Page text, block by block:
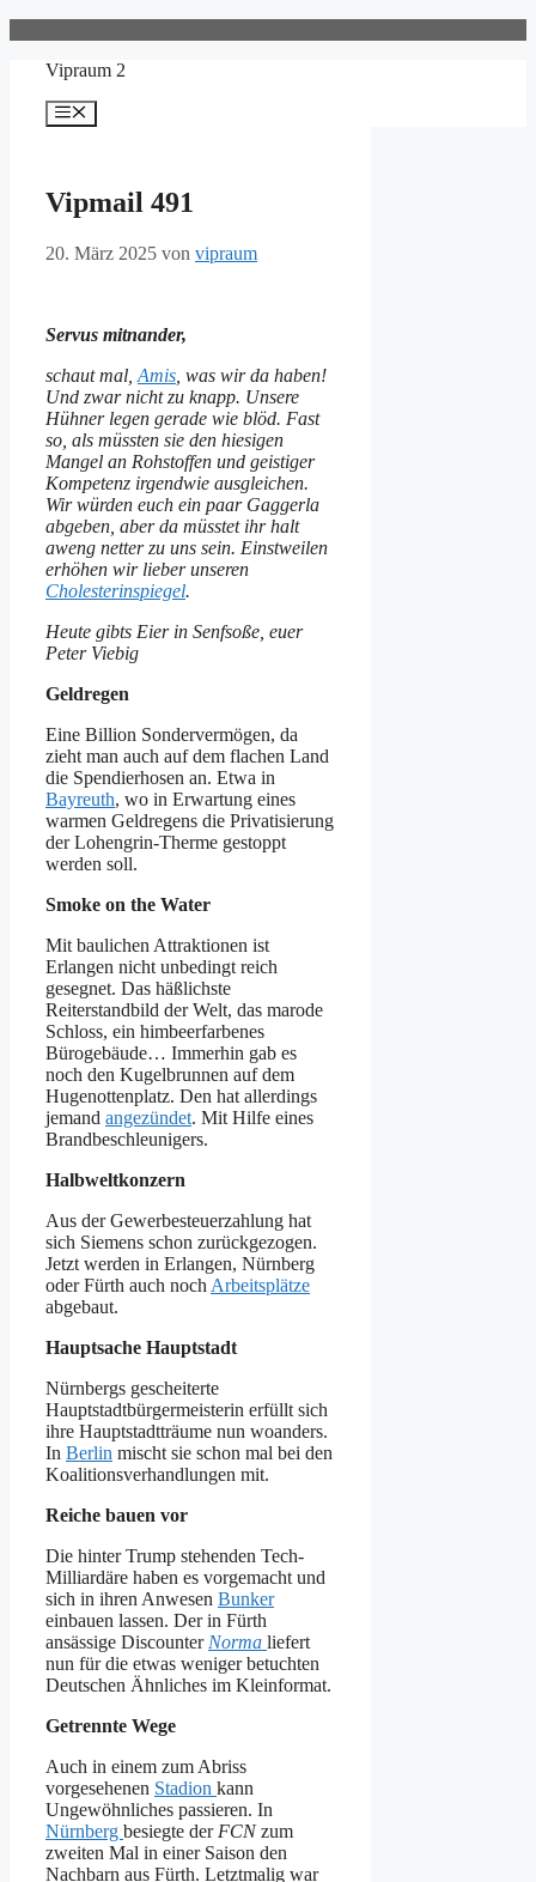
springenVipraum 2
Menü
Vipmail 491
20. März 2025 von vipraum
Servus mitnander,
schaut mal, Amis , was wir da haben!
Und zwar nicht zu knapp. Unsere
Hühner legen gerade wie blöd. Fast
so, als müssten sie den hiesigen
Mangel an Rohstoffen und geistiger
Kompetenz irgendwie ausgleichen.
Wir würden euch ein paar Gaggerla
abgeben, aber da müsstet ihr halt
aweng netter zu uns sein. Einstweilen
erhöhen wir lieber unseren
Cholesterinspiegel.
Heute gibts Eier in Senfsoße, euer
Peter Viebig
Geldregen
Eine Billion Sondervermögen, da
zieht man auch auf dem flachen Land
die Spendierhosen an. Etwa in
Bayreuth, wo in Erwartung eines
warmen Geldregens die Privatisierung
der Lohengrin-Therme gestoppt
werden soll.
Smoke on the Water
Mit baulichen Attraktionen ist
Erlangen nicht unbedingt reich
gesegnet. Das häßlichste
Reiterstandbild der Welt, das marode
Schloss, ein himbeerfarbenes
Bürogebäude… Immerhin gab es
noch den Kugelbrunnen auf dem
Hugenottenplatz. Den hat allerdings
jemand angezündet. Mit Hilfe eines
Brandbeschleunigers.
Halbweltkonzern
Aus der Gewerbesteuerzahlung hat
sich Siemens schon zurückgezogen.
Jetzt werden in Erlangen, Nürnberg
oder Fürth auch noch Arbeitsplätze
abgebaut.
Hauptsache Hauptstadt
Nürnbergs gescheiterte
Hauptstadtbürgermeisterin erfüllt sich
ihre Hauptstadtträume nun woanders.
In Berlin mischt sie schon mal bei den
Koalitionsverhandlungen mit.
Reiche bauen vor
Die hinter Trump stehenden Tech-
Milliardäre haben es vorgemacht und
sich in ihren Anwesen Bunker
einbauen lassen. Der in Fürth
ansässige Discounter Norma liefert
nun für die etwas weniger betuchten
Deutschen Ähnliches im Kleinformat.
Getrennte Wege
Auch in einem zum Abriss
vorgesehenen Stadion kann
Ungewöhnliches passieren. In
Nürnberg besiegte der FCNzum
zweiten Mal in einer Saison den
Nachbarn aus Fürth. Letztmalig war